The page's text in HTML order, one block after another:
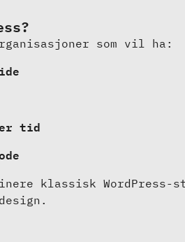
som vil ha:
tid
klassisk WordPress-